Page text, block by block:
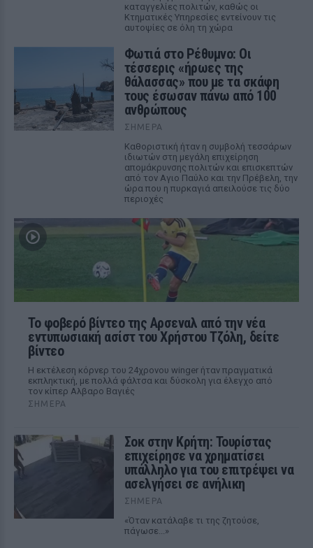
καταγγελίες πολιτών, καθώς οι
Κτηματικές Υπηρεσίες εντείνουν τις
αυτοψίες σε όλη τη χώρα
Φωτιά στο Ρέθυμνο: Οι
τέσσερις «ήρωες της
θάλασσας» που με τα σκάφη
τους έσωσαν πάνω από 100
ανθρώπους
ΣΉΜΕΡΑ
Καθοριστική ήταν η συμβολή τεσσάρων
ιδιωτών στη μεγάλη επιχείρηση
απομάκρυνσης πολιτών και επισκεπτών
από τον Αγιο Παύλο και την Πρέβελη, την
ώρα που η πυρκαγιά απειλούσε τις δύο
περιοχές
Το φοβερό βίντεο της Αρσεναλ από την νέα
εντυπωσιακή ασίστ του Χρήστου Τζόλη, δείτε
βίντεο
Η εκτέλεση κόρνερ του 24χρονου winger ήταν πραγματικά
εκπληκτική, με πολλά φάλτσα και δύσκολη για έλεγχο από
τον κίπερ Αλβαρο Βαγιές
ΣΉΜΕΡΑ
Σοκ στην Κρήτη: Τουρίστας
επιχείρησε να χρηματίσει
υπάλληλο για του επιτρέψει να
ασελγήσει σε ανήλικη
ΣΉΜΕΡΑ
«Όταν κατάλαβε τι της ζητούσε,
πάγωσε...»